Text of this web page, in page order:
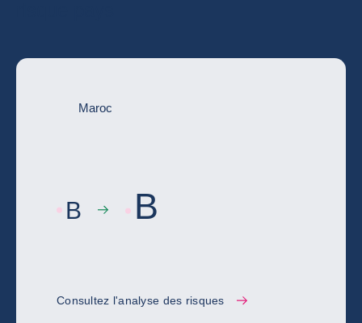
Maroc
B B
Consultez l'analyse des risques